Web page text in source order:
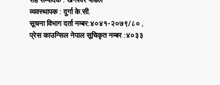
व्यवस्थापक : दुर्गा के.सी.
सूचना विभाग दर्ता नम्बर:४०४१-२०७९/८० ,
प्रेस काउन्सिल नेपाल सूचिकृत नम्बर :४०३३